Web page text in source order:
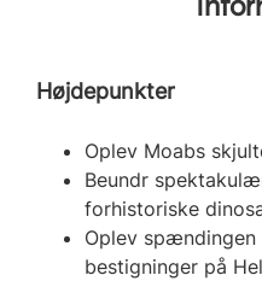
Højdepunkter
Oplev Moabs
Beundr
forhistoriske
Oplev
bestigninger på